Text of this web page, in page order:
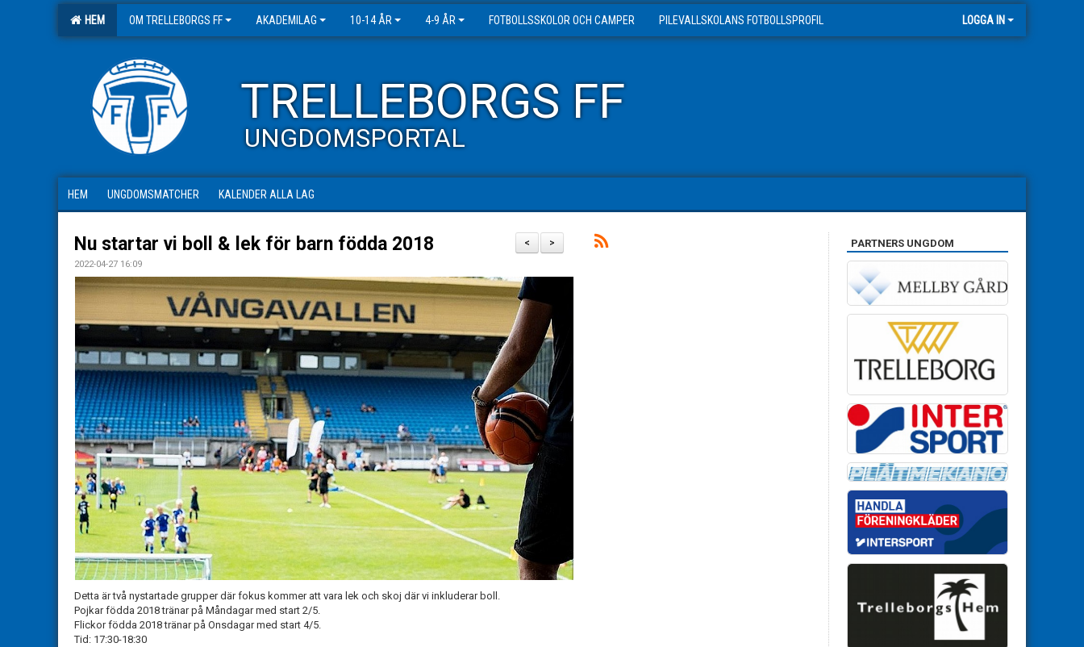
HEM OM TRELLEBORGS FF AKADEMILAG 10-14 ÅR 4-9 ÅR FOTBOLLSSKOLOR OCH CAMPER PILEVALLSKOLANS FOTBOLLSPROFIL LOGGA IN
TRELLEBORGS FF
UNGDOMSPORTAL
HEM UNGDOMSMATCHER KALENDER ALLA LAG
>
<
Nu startar vi boll & lek för barn födda 2018
2022-04-27 16:09
Detta är två nystartade grupper där fokus kommer att vara lek och skoj där vi inkluderar boll.
Pojkar födda 2018 tränar på Måndagar med start 2/5.
Flickor födda 2018 tränar på Onsdagar med start 4/5.
Tid: 17:30-18:30
PARTNERS UNGDOM